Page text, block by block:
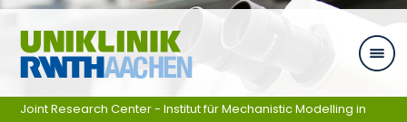
Skip navigation
Joint Research Center - Institut für Mechanistic Modelling in